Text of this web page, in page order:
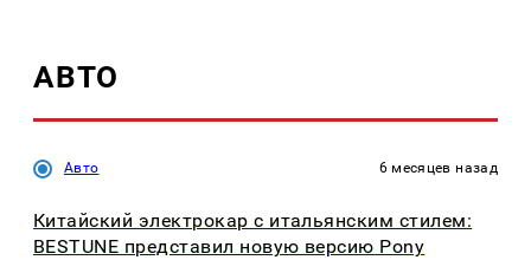
АВТО
Авто 6 месяцев назад
Китайский электрокар с итальянским стилем:
BESTUNE представил новую версию Pony